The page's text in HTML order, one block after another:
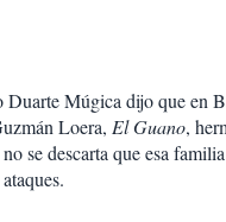
Múgica dijo que en
Loera, El Guano,
se descarta que esa